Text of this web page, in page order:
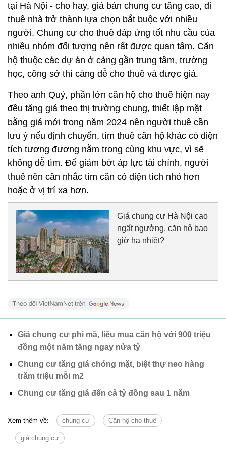
tại Hà Nội - cho hay, giá bán chung cư tăng cao, đi
thuê nhà trở thành lựa chọn bắt buộc với nhiều
người. Chung cư cho thuê đáp ứng tốt nhu cầu của
nhiều nhóm đối tượng nên rất được quan tâm. Căn
hộ thuộc các dự án ở càng gần trung tâm, trường
học, công sở thì càng dễ cho thuê và được giá.
Theo anh Quý, phần lớn căn hộ cho thuê hiện nay
đều tăng giá theo thị trường chung, thiết lập mặt
bằng giá mới trong năm 2024 nên người thuê cần
lưu ý nếu định chuyển, tìm thuê căn hộ khác có diện
tích tương đương nằm trong cùng khu vực, vì sẽ
không dễ tìm. Để giảm bớt áp lực tài chính, người
thuê nên cân nhắc tìm căn có diện tích nhỏ hơn
hoặc ở vị trí xa hơn.
Giá chung cư Hà Nội cao
ngất ngưởng, căn hộ bao
giờ hạ nhiệt?
Giá chung cư phi mã, liều mua căn hộ với 900 triệu
đồng một năm tăng ngay nửa tỷ
Chung cư tăng giá chóng mặt, biệt thự neo hàng
trăm triệu mỗi m2
Chung cư tăng giá đến cả tỷ đồng sau 1 năm
Xem thêm về: chung cư Căn hộ cho thuê
giá chung cư